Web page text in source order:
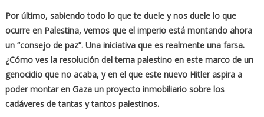
Por último, sabiendo todo lo que te duele y nos duele lo que
ocurre en Palestina, vemos que el imperio está montando ahora
un “consejo de paz”. Una iniciativa que es realmente una farsa.
¿Cómo ves la resolución del tema palestino en este marco de un
genocidio que no acaba, y en el que este nuevo Hitler aspira a
poder montar en Gaza un proyecto inmobiliario sobre los
cadáveres de tantas y tantos palestinos.